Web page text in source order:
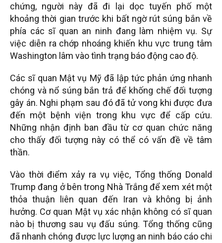
chứng, người này đã đi lại dọc tuyến phố một
khoảng thời gian trước khi bất ngờ rút súng bắn về
phía các sĩ quan an ninh đang làm nhiệm vụ. Sự
việc diễn ra chớp nhoáng khiến khu vực trung tâm
Washington lâm vào tình trạng báo động cao độ.
Các sĩ quan Mật vụ Mỹ đã lập tức phản ứng nhanh
chóng và nổ súng bắn trả để khống chế đối tượng
gây án. Nghi phạm sau đó đã tử vong khi được đưa
đến một bệnh viện trong khu vực để cấp cứu.
Những nhận định ban đầu từ cơ quan chức năng
cho thấy đối tượng này có thể có vấn đề về tâm
thần.
Vào thời điểm xảy ra vụ việc, Tổng thống Donald
Trump đang ở bên trong Nhà Trắng để xem xét một
thỏa thuận liên quan đến Iran và không bị ảnh
hưởng. Cơ quan Mật vụ xác nhận không có sĩ quan
nào bị thương sau vụ đấu súng. Tổng thống cũng
đã nhanh chóng được lực lượng an ninh báo cáo chi